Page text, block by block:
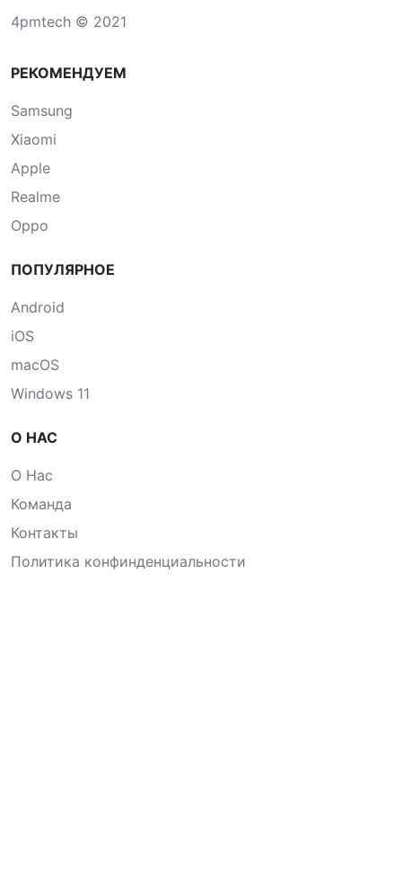
4pmtech © 2021
РЕКОМЕНДУЕМ
Samsung
Xiaomi
Apple
Realme
Oppo
ПОПУЛЯРНОЕ
Android
iOS
macOS
Windows 11
О НАС
О Нас
Команда
Контакты
Политика конфинденциальности